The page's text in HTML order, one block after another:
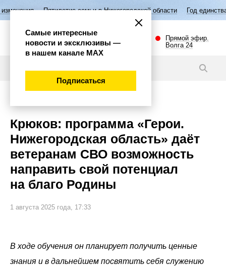
семьи в Нижегородской области Год единства народов
Прямой эфир.
Волга 24
Крюков: программа «Герои.
Нижегородская область» даёт
ветеранам СВО возможность
направить свой потенциал
на благо Родины
1 августа 2025 года, 17:33
В ходе обучения он планирует получить ценные
знания и в дальнейшем посвятить себя служению
Самые интересные
новости и эксклюзивы —
в нашем канале МАХ
Подписаться